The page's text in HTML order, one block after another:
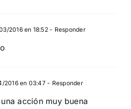
2016 en 18:52- Responder
2016 en 03:47- Responder
acción muy buena